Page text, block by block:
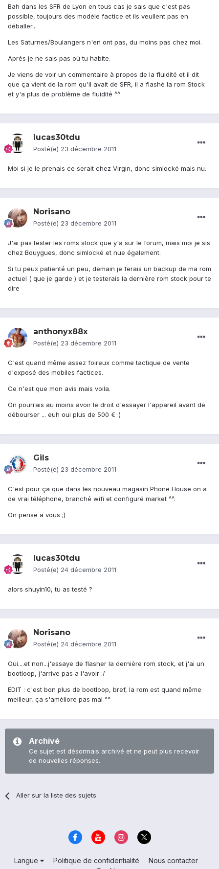
Bah dans les SFR de Lyon en tous cas je sais que c'est pas
possible, toujours des modèle factice et ils veullent pas en
déballer...
Les Saturnes/Boulangers n'en ont pas, du moins pas chez moi.
Après je ne sais pas où tu habite.
Je viens de voir un commentaire à propos de la fluidité et il dit
que ça vient de la rom qu'il avait de SFR, il a flashé la rom Stock
et y'a plus de problème de fluidité ^^
lucas30tdu
Posté(e) 23 décembre 2011
Moi si je le prenais ce serait chez Virgin, donc simlocké mais nu.
Norisano
Posté(e) 23 décembre 2011
J'ai pas tester les roms stock que y'a sur le forum, mais moi je sis
chez Bouygues, donc simlocké et nue également.
Si tu peux patienté un peu, demain je ferais un backup de ma rom
actuel ( que je garde ) et je testerais la dernière rom stock pour te
dire
anthonyx88x
Posté(e) 23 décembre 2011
C'est quand même assez foireux comme tactique de vente
d'exposé des mobiles factices.
Ce n'est que mon avis mais voila.
On pourrais au moins avoir le droit d'essayer l'appareil avant de
débourser ... euh oui plus de 500 € :)
Gils
Posté(e) 23 décembre 2011
C'est pour ça que dans les nouveau magasin Phone House on a
de vrai téléphone, branché wifi et configuré market ^^.
On pense a vous ;)
lucas30tdu
Posté(e) 24 décembre 2011
alors shuyin10, tu as testé ?
Norisano
Posté(e) 24 décembre 2011
Oui....et non...j'essaye de flasher la dernière rom stock, et j'ai un
bootloop, j'arrive pas a l'avoir :/
EDIT : c'est bon plus de bootloop, bref, la rom est quand même
meilleur, ça s'améliore pas mal ^^
Archivé
Ce sujet est désormais archivé et ne peut plus recevoir
de nouvelles réponses.
Aller sur la liste des sujets
Langue Politique de confidentialité
Nous contacter